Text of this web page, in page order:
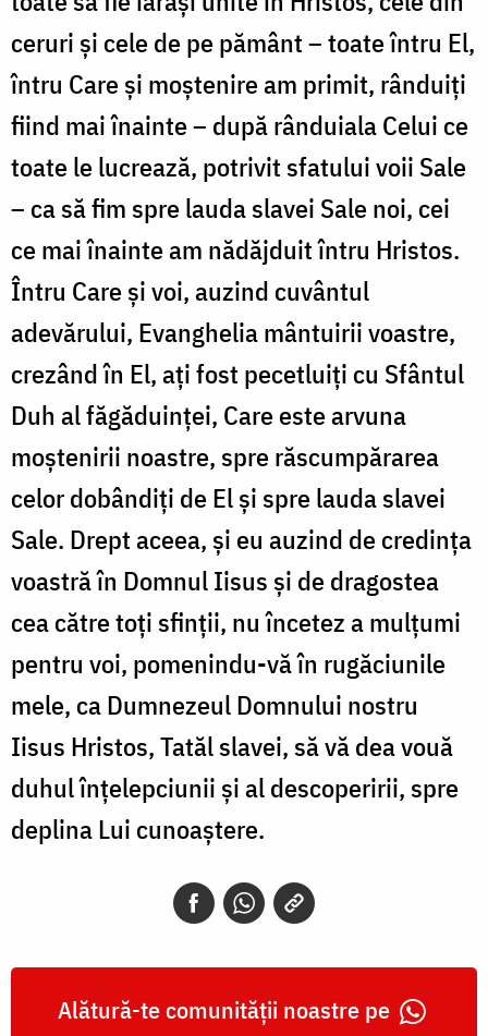
ceruri și cele de pe pământ – toate întru El,
întru Care și moștenire am primit, rânduiți
fiind mai înainte – după rânduiala Celui ce
toate le lucrează, potrivit sfatului voii Sale
– ca să fim spre lauda slavei Sale noi, cei
ce mai înainte am nădăjduit întru Hristos.
Întru Care și voi, auzind cuvântul
adevărului, Evanghelia mântuirii voastre,
crezând în El, ați fost pecetluiți cu Sfântul
Duh al făgăduinței, Care este arvuna
moștenirii noastre, spre răscumpărarea
celor dobândiți de El și spre lauda slavei
Sale. Drept aceea, și eu auzind de credința
voastră în Domnul Iisus și de dragostea
cea către toți sfinții, nu încetez a mulțumi
pentru voi, pomenindu-vă în rugăciunile
mele, ca Dumnezeul Domnului nostru
Iisus Hristos, Tatăl slavei, să vă dea vouă
duhul înțelepciunii și al descoperirii, spre
deplina Lui cunoaștere.
Alătură-te comunității noastre pe